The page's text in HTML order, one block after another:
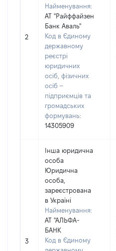
2
Найменування:
АТ "Райффайзен
Банк Аваль"
Код в Єдиному
державному
реєстрі
юридичних
осіб, фізичних
осіб –
підприємців та
громадських
формувань:
14305909
3
Інша юридична
особа
Юридична
особа,
зареєстрована
в Україні
Найменування:
АТ "АЛЬФА-
БАНК
Код в Єдиному